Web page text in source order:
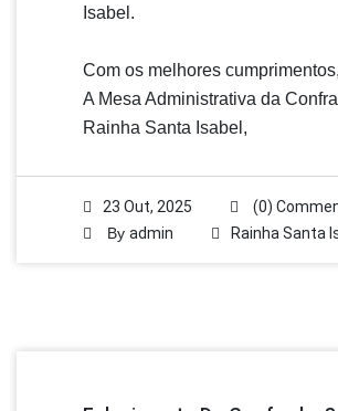
Isabel.
Com os melhores cumprimentos,
A Mesa Administrativa da
Rainha Santa Isabel,
23 Out, 2025
(0)
By admin Rainha Santa